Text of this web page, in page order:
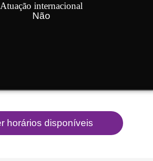
Atuação internacional
Não